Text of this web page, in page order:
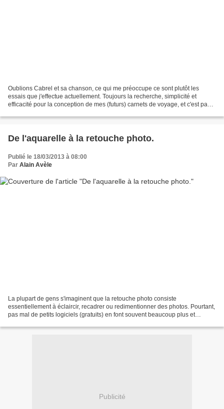
Oublions Cabrel et sa chanson, ce qui me préoccupe ce sont plutôt les
essais que j'effectue actuellement. Toujours la recherche, simplicité et
efficacité pour la conception de mes (futurs) carnets de voyage, et c'est pas
De l'aquarelle à la retouche photo.
Publié le 18/03/2013 à 08:00
Par Alain Avèle
La plupart de gens s'imaginent que la retouche photo consiste
essentiellement à éclaircir, recadrer ou redimentionner des photos. Pourtant,
pas mal de petits logiciels (gratuits) en font souvent beaucoup plus et
Publicité